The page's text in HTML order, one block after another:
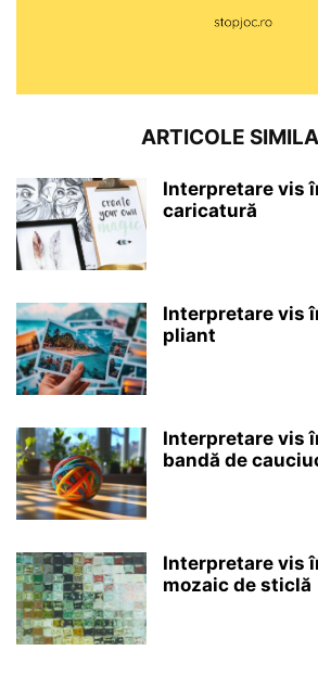
ARTICOLE
Interpretare vis
caricatură
Interpretare vis
pliant
Interpretare vis
bandă de
Interpretare vis
mozaic de sticlă